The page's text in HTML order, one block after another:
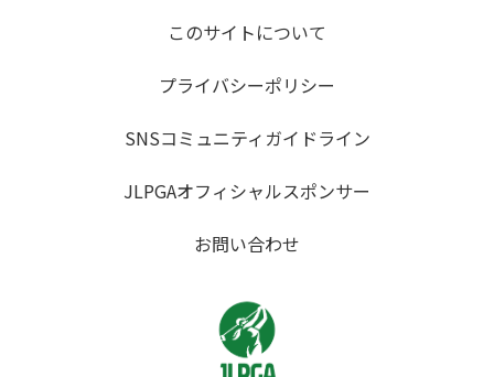
このサイトについて
プライバシーポリシー
SNSコミュニティガイドライン
JLPGAオフィシャルスポンサー
お問い合わせ